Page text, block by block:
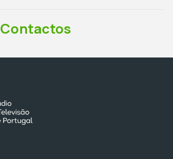
Contactos